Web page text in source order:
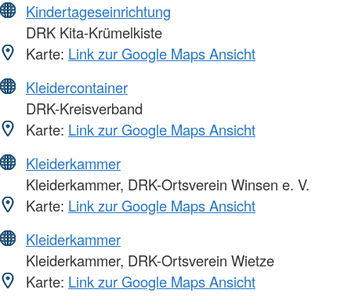
Kindertageseinrichtung
DRK Kita-Krümelkiste
Karte: Link zur Google Maps Ansicht
Kleidercontainer
DRK-Kreisverband
Karte: Link zur Google Maps Ansicht
Kleiderkammer
Kleiderkammer, DRK-Ortsverein Winsen e. V.
Karte: Link zur Google Maps Ansicht
Kleiderkammer
Kleiderkammer, DRK-Ortsverein Wietze
Karte: Link zur Google Maps Ansicht